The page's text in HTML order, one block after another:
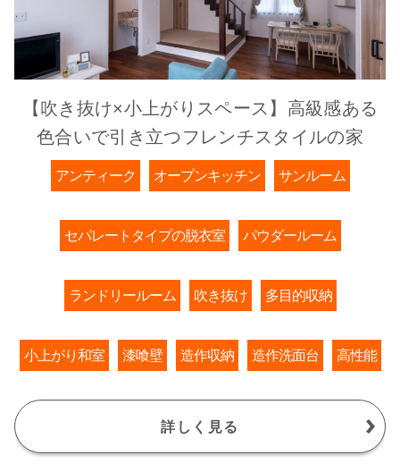
【吹き抜け×小上がりスペース】高級感ある
色合いで引き立つフレンチスタイルの家
アンティーク オープンキッチン サンルーム
セパレートタイプの脱衣室 パウダールーム
ランドリールーム 吹き抜け 多目的収納
小上がり和室 漆喰壁 造作収納 造作洗面台 高性能
詳しく見る